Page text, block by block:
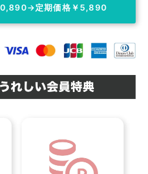
定期価格￥5,890